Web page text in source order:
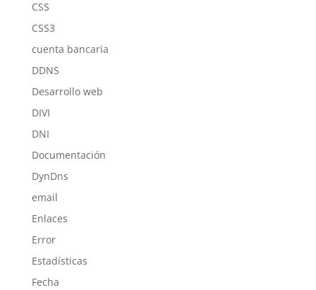
CSS
CSS3
cuenta bancaria
DDNS
Desarrollo web
DIVI
DNI
Documentación
DynDns
email
Enlaces
Error
Estadísticas
Fecha